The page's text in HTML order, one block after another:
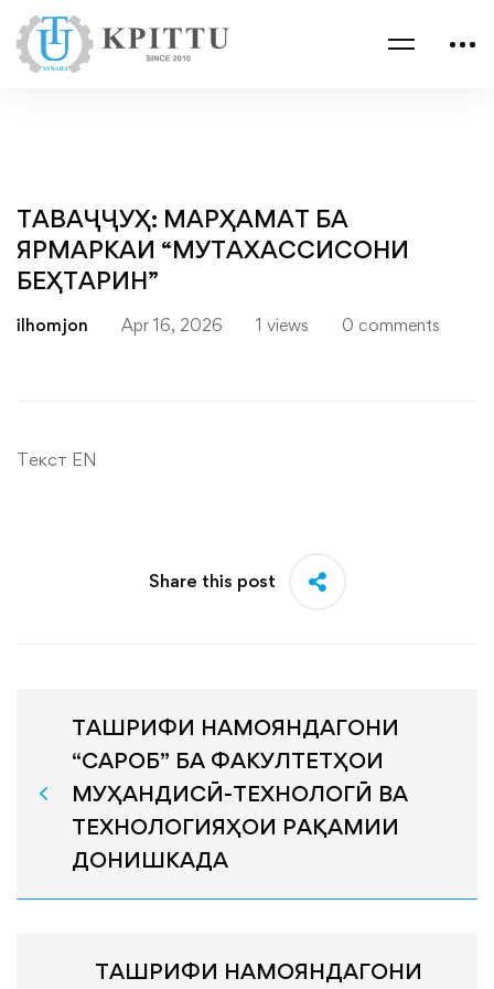
ТАВАҶҶУҲ: МАРҲАМАТ БА
ЯРМАРКАИ “МУТАХАССИСОНИ
БЕҲТАРИН”
ilhomjon Apr 16, 2026 1 views 0 comments
Текст EN
Share this post
ТАШРИФИ НАМОЯНДАГОНИ
“САРОБ” БА ФАКУЛТЕТҲОИ
МУҲАНДИСӢ-ТЕХНОЛОГӢ ВА
ТЕХНОЛОГИЯҲОИ РАҚАМИИ
ДОНИШКАДА
ТАШРИФИ НАМОЯНДАГОНИ